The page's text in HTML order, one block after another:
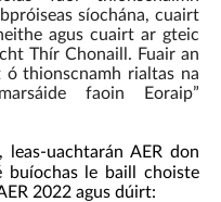
síochána, cuairt
agus cuairt ar gteic
Thír Chonaill. Fuair an
ó thionscnamh rialtas na
faoin Eoraip”
, leas-uachtarán AER don
buíochas le baill choiste
2022 agus dúirt: